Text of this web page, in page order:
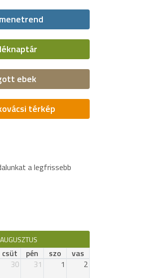
ebek
térkép
a legfrissebb
csüt pén szo
vas
30 31 1
2